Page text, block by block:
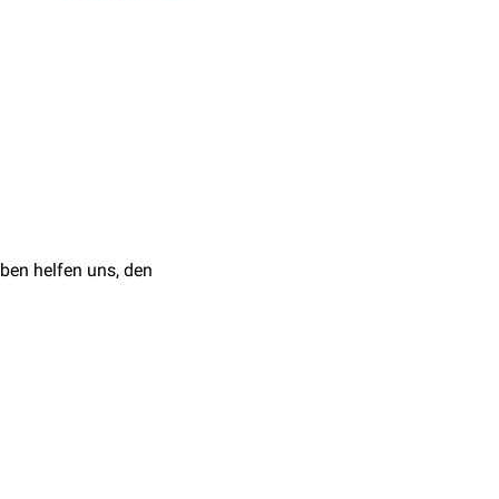
coronarius und im
helfen uns, den